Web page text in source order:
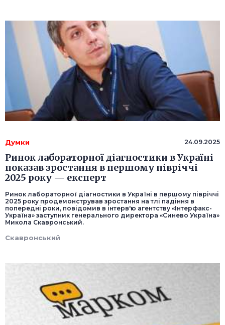
Думки 24.09.2025
Ринок лабораторної діагностики в Україні
показав зростання в першому півріччі
2025 року — експерт
Ринок лабораторної діагностики в Україні в першому півріччі
2025 року продемонстрував зростання на тлі падіння в
попередні роки, повідомив в інтерв'ю агентству «Інтерфакс-
Україна» заступник генерального директора «Синево Україна»
Микола Скавронський.
Скавронський